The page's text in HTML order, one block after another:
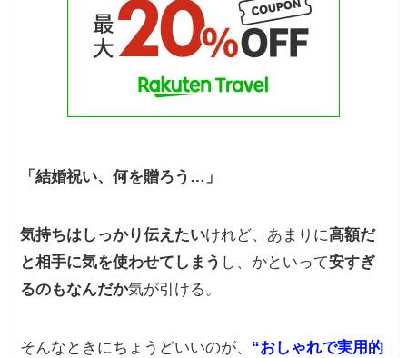
「結婚祝い、何を贈ろう…」
気持ちはしっかり伝えたいけれど、あまりに高額だ
と相手に気を使わせてしまう し、かといって安すぎ
るのもなんだか気が引ける。
そんなときにちょうどいいのが、 “おしゃれで実用的